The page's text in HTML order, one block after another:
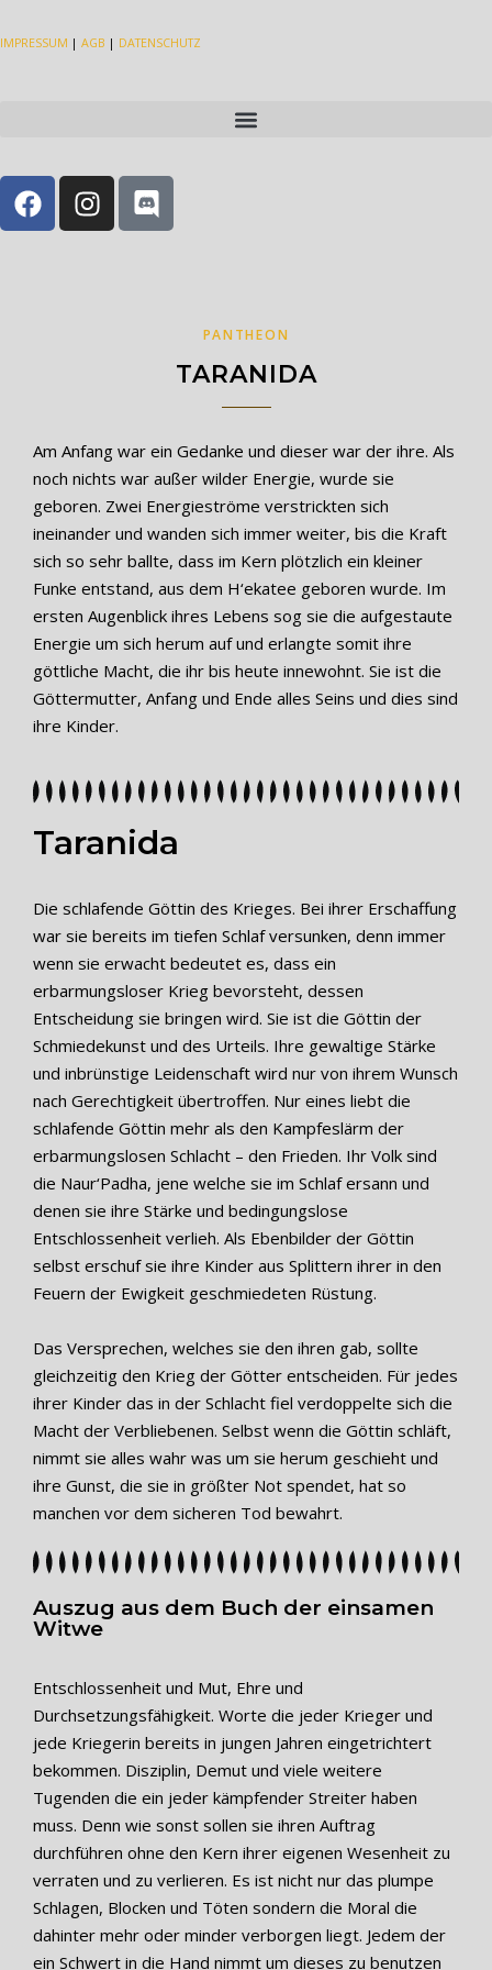
IMPRESSUM | AGB | DATENSCHUTZ
PANTHEON
TARANIDA
Am Anfang war ein Gedanke und dieser war der ihre. Als
noch nichts war außer wilder Energie, wurde sie
geboren. Zwei Energieströme verstrickten sich
ineinander und wanden sich immer weiter, bis die Kraft
sich so sehr ballte, dass im Kern plötzlich ein kleiner
Funke entstand, aus dem H‘ekatee geboren wurde. Im
ersten Augenblick ihres Lebens sog sie die aufgestaute
Energie um sich herum auf und erlangte somit ihre
göttliche Macht, die ihr bis heute innewohnt. Sie ist die
Göttermutter, Anfang und Ende alles Seins und dies sind
ihre Kinder.
Taranida
Die schlafende Göttin des Krieges. Bei ihrer Erschaffung
war sie bereits im tiefen Schlaf versunken, denn immer
wenn sie erwacht bedeutet es, dass ein
erbarmungsloser Krieg bevorsteht, dessen
Entscheidung sie bringen wird. Sie ist die Göttin der
Schmiedekunst und des Urteils. Ihre gewaltige Stärke
und inbrünstige Leidenschaft wird nur von ihrem Wunsch
nach Gerechtigkeit übertroffen. Nur eines liebt die
schlafende Göttin mehr als den Kampfeslärm der
erbarmungslosen Schlacht – den Frieden. Ihr Volk sind
die Naur‘Padha, jene welche sie im Schlaf ersann und
denen sie ihre Stärke und bedingungslose
Entschlossenheit verlieh. Als Ebenbilder der Göttin
selbst erschuf sie ihre Kinder aus Splittern ihrer in den
Feuern der Ewigkeit geschmiedeten Rüstung.
Das Versprechen, welches sie den ihren gab, sollte
gleichzeitig den Krieg der Götter entscheiden. Für jedes
ihrer Kinder das in der Schlacht fiel verdoppelte sich die
Macht der Verbliebenen. Selbst wenn die Göttin schläft,
nimmt sie alles wahr was um sie herum geschieht und
ihre Gunst, die sie in größter Not spendet, hat so
manchen vor dem sicheren Tod bewahrt.
Auszug aus dem Buch der einsamen
Witwe
Entschlossenheit und Mut, Ehre und
Durchsetzungsfähigkeit. Worte die jeder Krieger und
jede Kriegerin bereits in jungen Jahren eingetrichtert
bekommen. Disziplin, Demut und viele weitere
Tugenden die ein jeder kämpfender Streiter haben
muss. Denn wie sonst sollen sie ihren Auftrag
durchführen ohne den Kern ihrer eigenen Wesenheit zu
verraten und zu verlieren. Es ist nicht nur das plumpe
Schlagen, Blocken und Töten sondern die Moral die
dahinter mehr oder minder verborgen liegt. Jedem der
ein Schwert in die Hand nimmt um dieses zu benutzen